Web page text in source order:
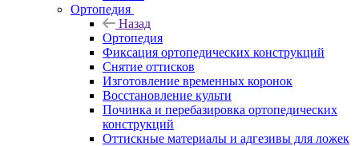
Ортопедия
Назад
Ортопедия
Фиксация ортопедических конструкций
Снятие оттисков
Изготовление временных коронок
Восстановление культи
Починка и перебазировка ортопедических
конструкций
Оттискные материалы и адгезивы для ложек